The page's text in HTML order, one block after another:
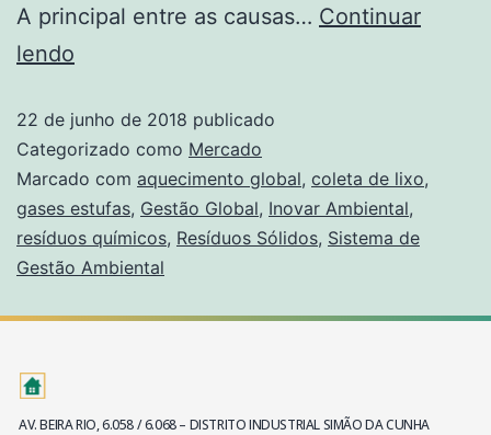
A principal entre as causas… Continuar
lendo
22 de junho de 2018 publicado
Categorizado como Mercado
Marcado com aquecimento global, coleta de lixo,
gases estufas, Gestão Global, Inovar Ambiental,
resíduos químicos, Resíduos Sólidos, Sistema de
Gestão Ambiental
AV. BEIRA RIO, 6.058 / 6.068 – DISTRITO INDUSTRIAL SIMÃO DA CUNHA